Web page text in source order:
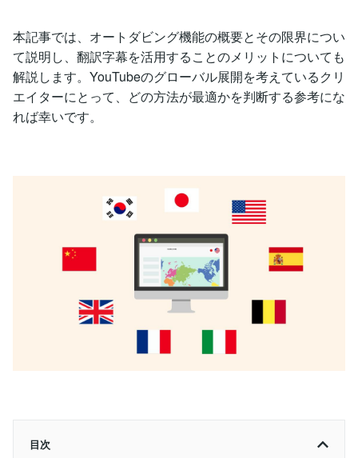
本記事では、オートダビング機能の概要とその限界につい
て説明し、翻訳字幕を活用することのメリットについても
解説します。YouTubeのグローバル展開を考えているクリ
エイターにとって、どの方法が最適かを判断する参考にな
れば幸いです。
目次